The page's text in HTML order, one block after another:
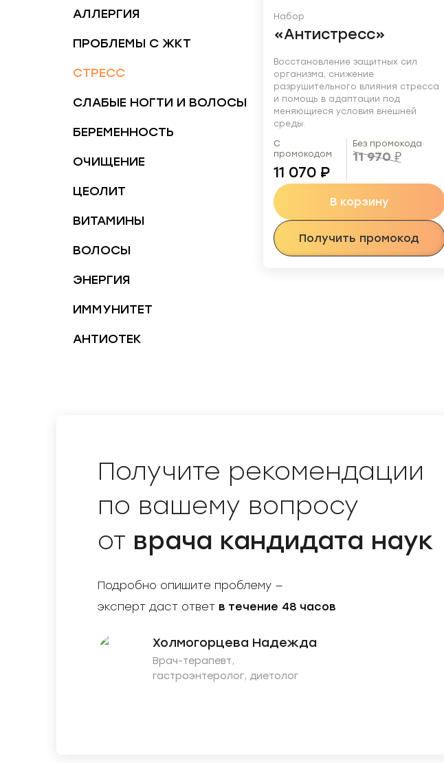
АЛЛЕРГИЯ
ПРОБЛЕМЫ С ЖКТ
СТРЕСС
СЛАБЫЕ НОГТИ И ВОЛОСЫ
БЕРЕМЕННОСТЬ
ОЧИЩЕНИЕ
ЦЕОЛИТ
ВИТАМИНЫ
ВОЛОСЫ
ЭНЕРГИЯ
ИММУНИТЕТ
АНТИОТЕК
Набор
«Антистресс»
Восстановление защитных сил
организма, снижение
разрушительного влияния стресса
и помощь в адаптации под
меняющиеся условия внешней
среды.
С
промокодом
11 070 ₽
Без промокода
11 970 ₽
В корзину
Получить промокод
Получите рекомендации
по вашему вопросу
от врача кандидата наук
Подробно опишите проблему —
эксперт даст ответ в течение 48 часов
Холмогорцева Надежда
Врач-терапевт,
гастроэнтеролог, диетолог